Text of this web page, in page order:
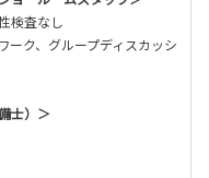
検査なし
ーク、グループディスカッシ
士）＞